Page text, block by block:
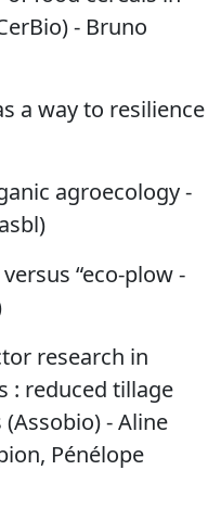
- Bruno
a way to resilience
agroecology -
“eco-plow -
research in
: reduced tillage
- Aline
Pénélope